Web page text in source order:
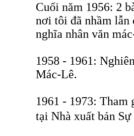
Cuối năm 1956: 2
nơi tôi đã nhầm lẫn
nghĩa nhân văn
1958 - 1961:
Mác-Lê.
1961 - 1973: Tham
tại Nhà xuất bản